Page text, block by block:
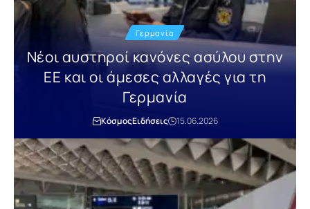
Γερμανία
Νέοι αυστηροί κανόνες ασύλου στην
ΕΕ και οι άμεσες αλλαγές για τη
Γερμανία
ΚόσμοςΕιδήσεις 15.06.2026